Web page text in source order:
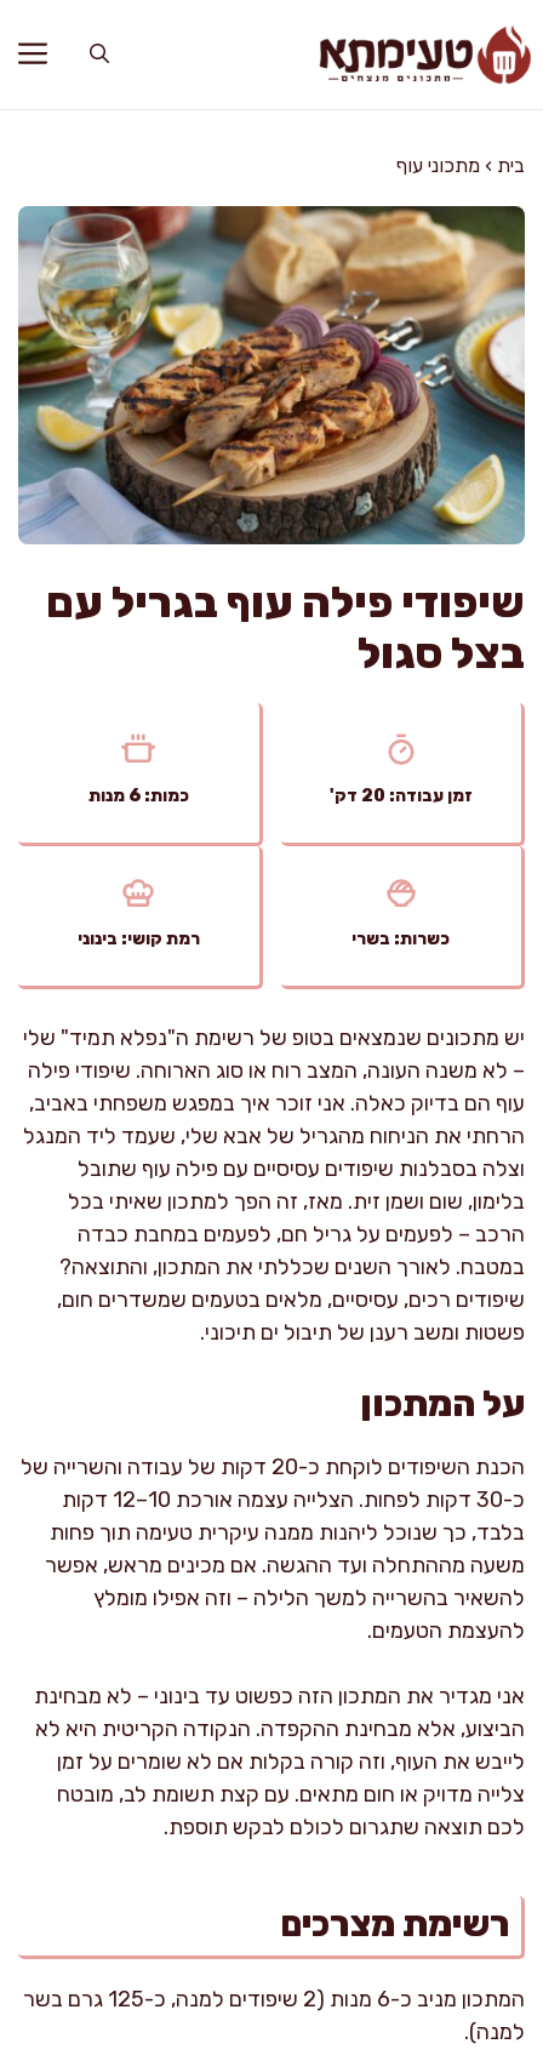
לתוכן
בית › מתכוני עוף
שיפודי פילה עוף בגריל עם
בצל סגול
זמן עבודה: 20 דק' כמות: 6 מנות
כשרות: בשרי רמת קושי: בינוני
יש מתכונים שנמצאים בטופ של רשימת ה"נפלא תמיד" שלי
– לא משנה העונה, המצב רוח או סוג הארוחה. שיפודי פילה
עוף הם בדיוק כאלה. אני זוכר איך במפגש משפחתי באביב,
הרחתי את הניחוח מהגריל של אבא שלי, שעמד ליד המנגל
וצלה בסבלנות שיפודים עסיסיים עם פילה עוף שתובל
בלימון, שום ושמן זית. מאז, זה הפך למתכון שאיתי בכל
הרכב – לפעמים על גריל חם, לפעמים במחבת כבדה
במטבח. לאורך השנים שכללתי את המתכון, והתוצאה?
שיפודים רכים, עסיסיים, מלאים בטעמים שמשדרים חום,
פשטות ומשב רענן של תיבול ים תיכוני.
על המתכון
הכנת השיפודים לוקחת כ-20 דקות של עבודה והשרייה של
כ-30 דקות לפחות. הצלייה עצמה אורכת 10–12 דקות
בלבד, כך שנוכל ליהנות ממנה עיקרית טעימה תוך פחות
משעה מההתחלה ועד ההגשה. אם מכינים מראש, אפשר
להשאיר בהשרייה למשך הלילה – וזה אפילו מומלץ
להעצמת הטעמים.
אני מגדיר את המתכון הזה כפשוט עד בינוני – לא מבחינת
הביצוע, אלא מבחינת ההקפדה. הנקודה הקריטית היא לא
לייבש את העוף, וזה קורה בקלות אם לא שומרים על זמן
צלייה מדויק או חום מתאים. עם קצת תשומת לב, מובטח
לכם תוצאה שתגרום לכולם לבקש תוספת.
רשימת מצרכים
המתכון מניב כ-6 מנות (2 שיפודים למנה, כ-125 גרם בשר
למנה).